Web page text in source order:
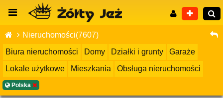
Nieruchomości(7607)
Biura nieruchomości
Domy Działki i grunty
Garaże
Lokale użytkowe
Mieszkania Obsługa nieruchomości
Polska